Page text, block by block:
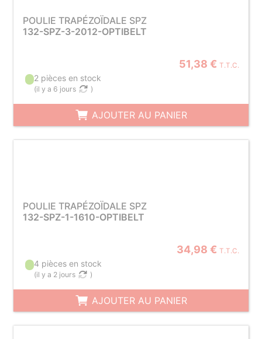
POULIE TRAPÉZOÏDALE SPZ
132-SPZ-3-2012-OPTIBELT
51,38 € T.T.C.
2 pièces en stock
(il y a 6 jours )
AJOUTER AU PANIER
POULIE TRAPÉZOÏDALE SPZ
132-SPZ-1-1610-OPTIBELT
34,98 € T.T.C.
4 pièces en stock
(il y a 2 jours )
AJOUTER AU PANIER